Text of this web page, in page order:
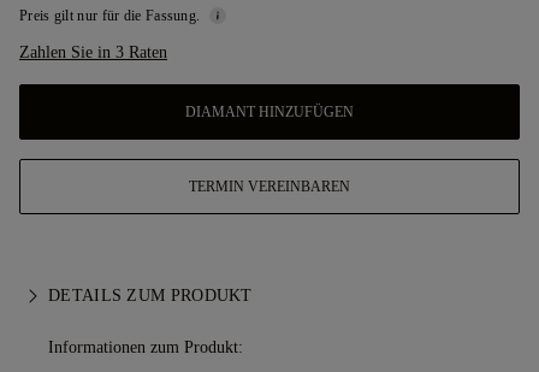
Preis gilt nur für die Fassung.
Zahlen Sie in 3 Raten
DIAMANT HINZUFÜGEN
TERMIN VEREINBAREN
DETAILS ZUM PRODUKT
Informationen zum Produkt: